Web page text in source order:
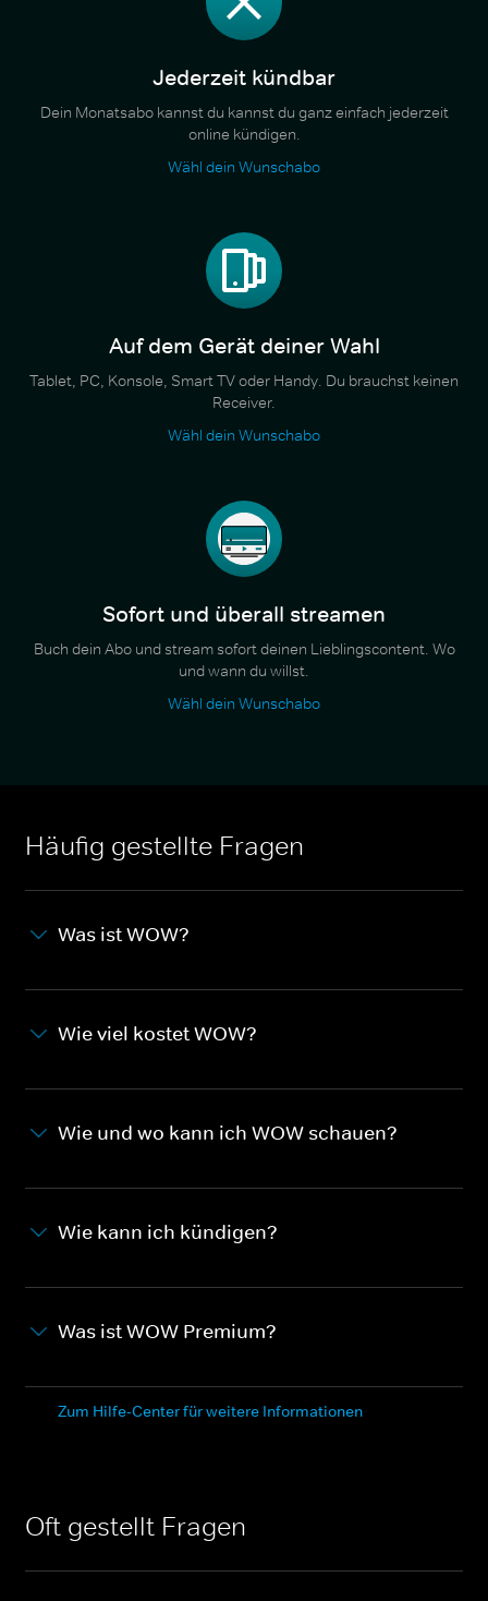
Jederzeit kündbar
Dein Monatsabo kannst du kannst du ganz einfach jederzeit
online kündigen.
Wähl dein Wunschabo
Auf dem Gerät deiner Wahl
Tablet, PC, Konsole, Smart TV oder Handy. Du brauchst keinen
Receiver.
Wähl dein Wunschabo
Sofort und überall streamen
Buch dein Abo und stream sofort deinen Lieblingscontent. Wo
und wann du willst.
Wähl dein Wunschabo
Häufig gestellte Fragen
Was ist WOW?
Wie viel kostet WOW?
Wie und wo kann ich WOW schauen?
Wie kann ich kündigen?
Was ist WOW Premium?
Zum Hilfe-Center für weitere Informationen
Oft gestellt Fragen